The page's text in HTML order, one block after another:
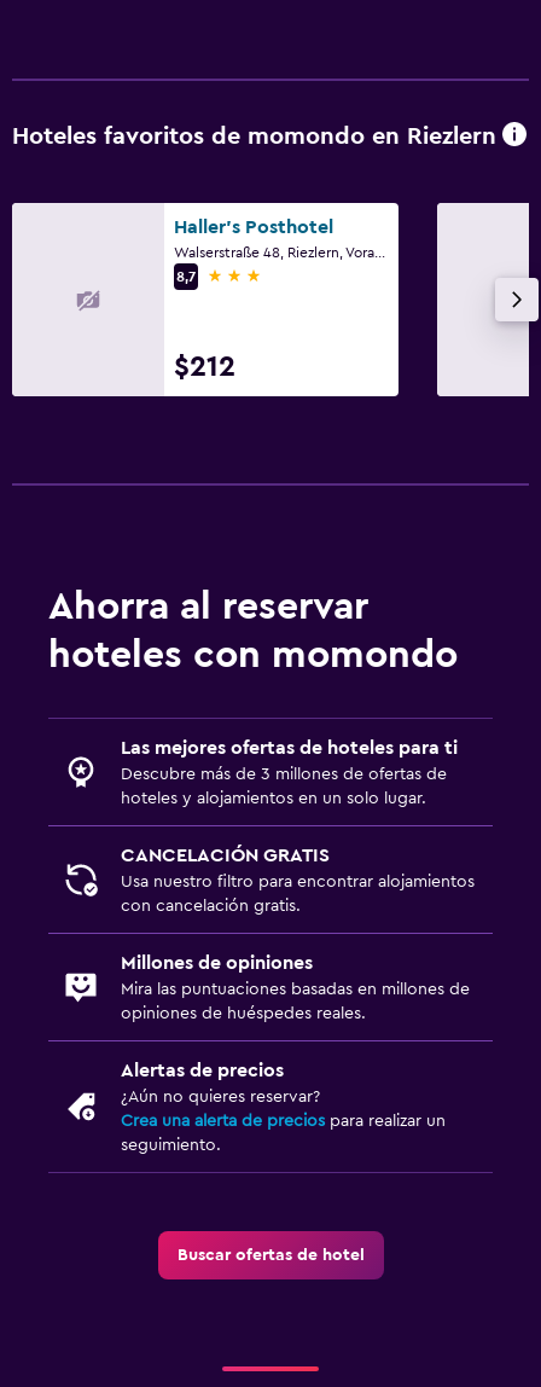
Hoteles favoritos de momondo en Riezlern
Haller's Posthotel
8,7
3 estrellas
$212
Ahorra al reservar
hoteles con momondo
Las mejores ofertas de hoteles para ti
Descubre más de 3 millones de ofertas de
hoteles y alojamientos en un solo lugar.
CANCELACIÓN GRATIS
Usa nuestro filtro para encontrar alojamientos
con cancelación gratis.
Millones de opiniones
Mira las puntuaciones basadas en millones de
opiniones de huéspedes reales.
Alertas de precios
¿Aún no quieres reservar?
Crea una alerta de precios para realizar un
seguimiento.
Buscar ofertas de hotel